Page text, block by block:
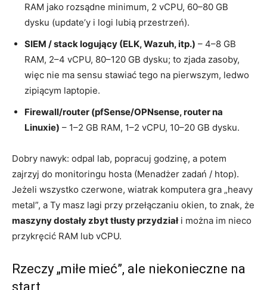
RAM jako rozsądne minimum, 2 vCPU, 60–80 GB
dysku (update’y i logi lubią przestrzeń).
SIEM / stack logujący (ELK, Wazuh, itp.) – 4–8 GB
RAM, 2–4 vCPU, 80–120 GB dysku; to zjada zasoby,
więc nie ma sensu stawiać tego na pierwszym, ledwo
zipiącym laptopie.
Firewall/router (pfSense/OPNsense, router na
Linuxie) – 1–2 GB RAM, 1–2 vCPU, 10–20 GB dysku.
Dobry nawyk: odpal lab, popracuj godzinę, a potem
zajrzyj do monitoringu hosta (Menadżer zadań / htop).
Jeżeli wszystko czerwone, wiatrak komputera gra „heavy
metal”, a Ty masz lagi przy przełączaniu okien, to znak, że
maszyny dostały zbyt tłusty przydziałi można im nieco
przykręcić RAM lub vCPU.
Rzeczy „miłe mieć”, ale niekonieczne na
start